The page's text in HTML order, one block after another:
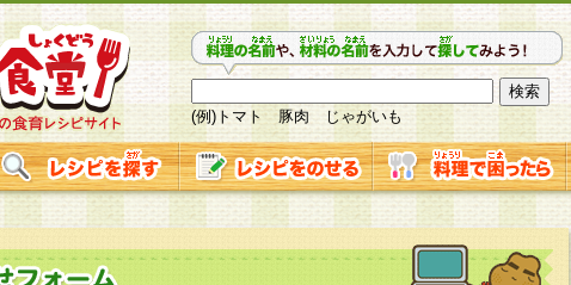
(例)トマト 豚肉 じゃがいも